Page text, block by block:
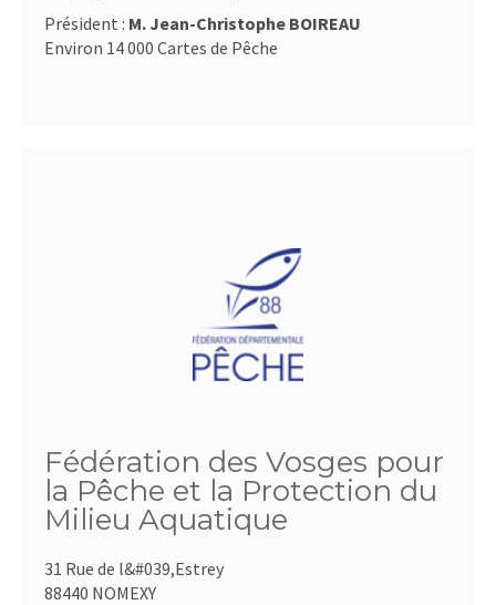
Président : M. Jean-Christophe BOIREAU
Environ 14 000 Cartes de Pêche
Fédération des Vosges pour
la Pêche et la Protection du
Milieu Aquatique
31 Rue de l&#039,Estrey
88440 NOMEXY